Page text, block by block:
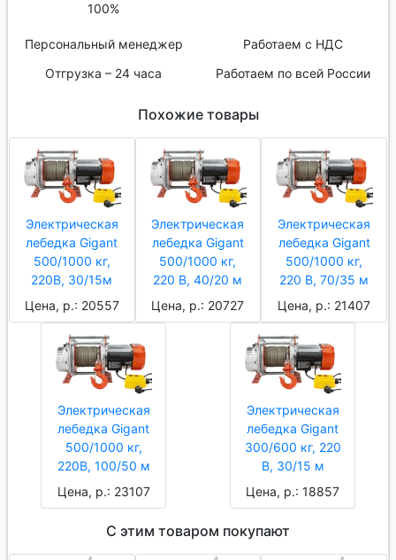
100%
Персональный менеджер
Работаем с НДС
Отгрузка – 24 часа
Работаем по всей России
Похожие товары
Электрическая
лебедка Gigant
500/1000 кг,
220В, 30/15м
Цена, р.: 20557
Электрическая
лебедка Gigant
500/1000 кг,
220 В, 40/20 м
Цена, р.: 20727
Электрическая
лебедка Gigant
500/1000 кг,
220 В, 70/35 м
Цена, р.: 21407
Электрическая
лебедка Gigant
500/1000 кг,
220B, 100/50 м
Цена, р.: 23107
Электрическая
лебедка Gigant
300/600 кг, 220
В, 30/15 м
Цена, р.: 18857
С этим товаром покупают